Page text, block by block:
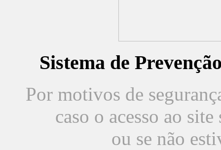
Sistema de
Por motivos de
caso o acesso ao
ou se não